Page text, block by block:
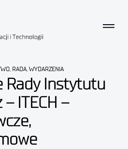
, RADA, WYDARZENIA
Rady Instytutu
ITECH –